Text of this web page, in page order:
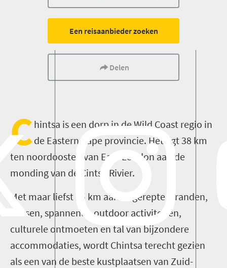
Een reisaanbieder zoeken
Delen
Chintsa is een dorp in de Wild Coast regio in
de Eastern Cape provincie. Het ligt 38 km
ten noordoosten van East-London aan de
monding van de Cintsa Rivier.
Met maar liefst 15 km aan ongerepte stranden,
bossen, spannende outdoor activiteiten,
culturele ontmoeten en tal van bijzondere
accommodaties, wordt Chintsa terecht gezien
als een van de beste kustplaatsen van Zuid-